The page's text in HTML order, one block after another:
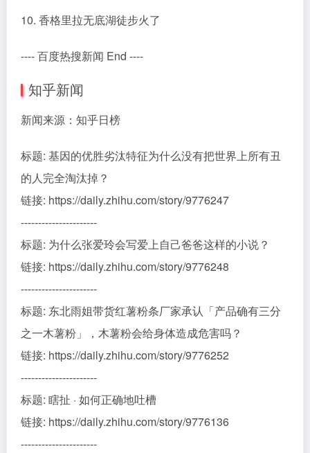
10. 香格里拉无底湖徒步火了
---- 百度热搜新闻 End ----
知乎新闻
新闻来源：知乎日榜
标题: 基因的优胜劣汰特征为什么没有把世界上所有丑
的人完全淘汰掉？
链接: https://daily.zhihu.com/story/9776247
----------------------
标题: 为什么张爱玲会写爱上自己爸爸这样的小说？
链接: https://daily.zhihu.com/story/9776248
----------------------
标题: 东北雨姐带货红薯粉条厂家承认「产品确有三分
之一木薯粉」，木薯粉会给身体造成危害吗？
链接: https://daily.zhihu.com/story/9776252
----------------------
标题: 瞎扯 · 如何正确地吐槽
链接: https://daily.zhihu.com/story/9776136
----------------------